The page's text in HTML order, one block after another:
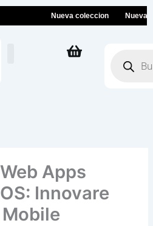
Nueva coleccion Nueva
productos
Apps
Innovare
Mobile